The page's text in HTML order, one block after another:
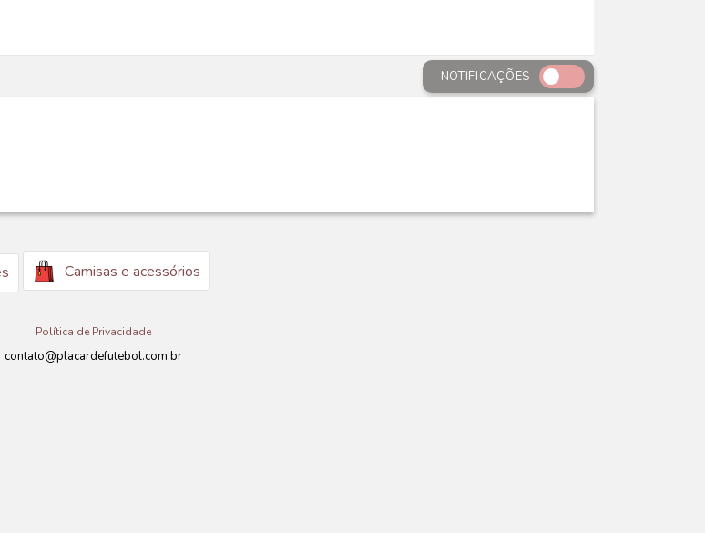
NOTIFICAÇÕES
Camisas e acessórios
Política de Privacidade
contato@placardefutebol.com.br